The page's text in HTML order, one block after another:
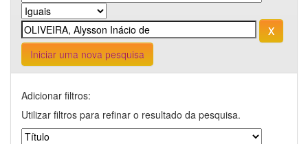
Iniciar uma nova pesquisa
Adicionar filtros:
Utilizar filtros para refinar o resultado da pesquisa.